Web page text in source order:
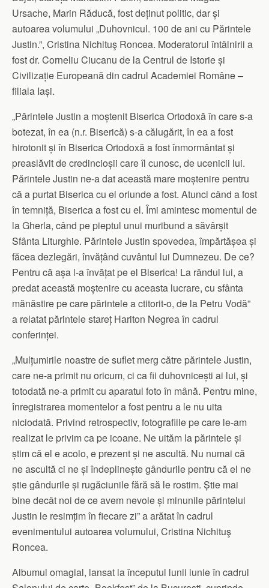
Ursache, Marin Răducă, fost deținut politic, dar și
autoarea volumului „Duhovnicul. 100 de ani cu Părintele
Justin.”, Cristina Nichituş Roncea. Moderatorul întâlnirii a
fost dr. Corneliu Ciucanu de la Centrul de Istorie și
Civilizație Europeană din cadrul Academiei Române –
filiala Iași.
„Părintele Justin a moștenit Biserica Ortodoxă în care s-a
botezat, în ea (n.r. Biserică) s-a călugărit, în ea a fost
hirotonit și în Biserica Ortodoxă a fost înmormântat și
preaslăvit de credincioșii care îl cunosc, de ucenicii lui.
Părintele Justin ne-a dat această mare moștenire pentru
că a purtat Biserica cu el oriunde a fost. Atunci când a fost
în temniță, Biserica a fost cu el. Îmi amintesc momentul de
la Gherla, când pe pieptul unui muribund a săvârșit
Sfânta Liturghie. Părintele Justin spovedea, împărtășea și
făcea dezlegări, învățând cuvântul lui Dumnezeu. De ce?
Pentru că așa l-a învățat pe el Biserica! La rândul lui, a
predat această moștenire cu aceasta lucrare, cu sfânta
mănăstire pe care părintele a ctitorit-o, de la Petru Vodă”
a relatat părintele stareț Hariton Negrea în cadrul
conferinței.
„Mulțumirile noastre de suflet merg către părintele Justin,
care ne-a primit nu oricum, ci ca fii duhovnicești ai lui, și
totodată ne-a primit cu aparatul foto în mână. Pentru mine,
înregistrarea momentelor a fost pentru a le nu uita
niciodată. Privind retrospectiv, fotografiile pe care le-am
realizat le privim ca pe icoane. Ne uităm la părintele și
știm că el e acolo, e prezent și ne ascultă. Nu numai că
ne ascultă ci ne și îndeplinește gândurile pentru că el ne
știe gândurile și rugăciunile fără să le rostim. Știe mai
bine decât noi de ce avem nevoie și minunile părintelui
Justin le resimțim în fiecare zi” a arătat în cadrul
evenimentului autoarea volumului, Cristina Nichituş
Roncea.
Albumul omagial, lansat la începutul lunii iunie în cadrul